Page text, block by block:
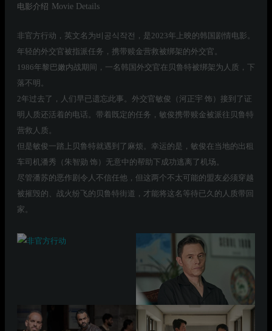
电影介绍 Movie Details
非官方行动，英文名为비공식작전，是2023年上映的韩国剧情电影。
年轻的外交官被指派任务，携带赎金营救被绑架的外交官。
1986年黎巴嫩内战期间，一名韩国外交官在贝鲁特被绑架为人质，下
落不明。
2年过去了，人们早已遗忘此事。外交官敏俊（河正宇 饰）接到了证
明人质还活着的电话。带着既定的任务，敏俊携带赎金被派往贝鲁特
营救人质。
但是敏俊一踏上贝鲁特就遇到了麻烦。幸运的是，敏俊在当地的出租
车司机潘秀（朱智勋 饰）无意中的帮助下成功逃离了机场。
尽管潘苏的恶作剧令人不信任他，但这两个不太可能的盟友必须穿越
被摧毁的、战火纷飞的贝鲁特街道，才能将这名等待已久的人质带回
家。